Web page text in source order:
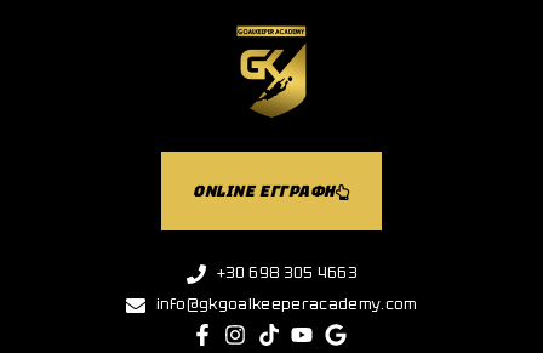
ONLINE ΕΓΓΡΑΦΗ
+30 698 305 4663
info@gkgoalkeeperacademy.com